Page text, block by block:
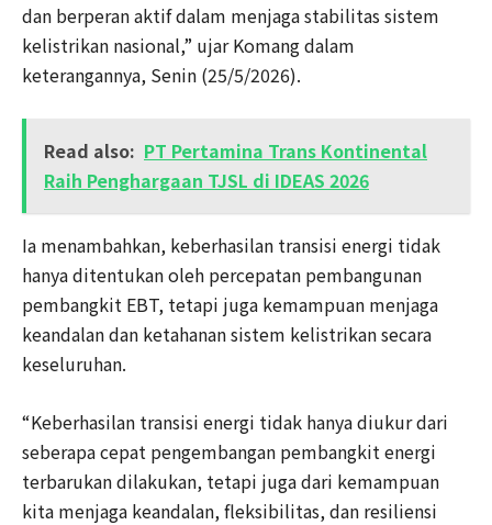
dan berperan aktif dalam menjaga stabilitas sistem
kelistrikan nasional,” ujar Komang dalam
keterangannya, Senin (25/5/2026).
Read also: PT Pertamina Trans Kontinental
Raih Penghargaan TJSL di IDEAS 2026
Ia menambahkan, keberhasilan transisi energi tidak
hanya ditentukan oleh percepatan pembangunan
pembangkit EBT, tetapi juga kemampuan menjaga
keandalan dan ketahanan sistem kelistrikan secara
keseluruhan.
“Keberhasilan transisi energi tidak hanya diukur dari
seberapa cepat pengembangan pembangkit energi
terbarukan dilakukan, tetapi juga dari kemampuan
kita menjaga keandalan, fleksibilitas, dan resiliensi